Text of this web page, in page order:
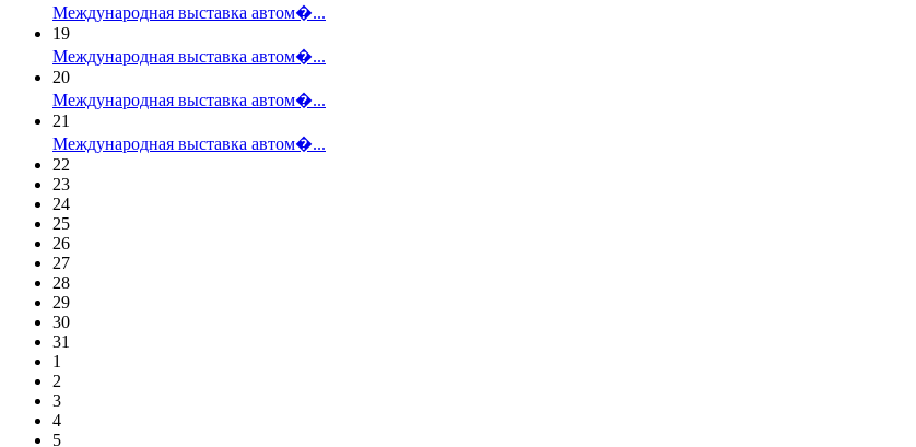
Международная выставка автом�...
19
Международная выставка автом�...
20
Международная выставка автом�...
21
Международная выставка автом�...
22
23
24
25
26
27
28
29
30
31
1
2
3
4
5